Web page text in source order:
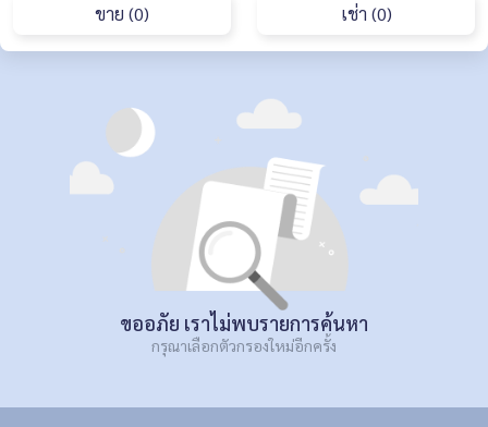
ขาย (0) เช่า (0)
ขออภัย เราไม่พบรายการค้นหา
กรุณาเลือกตัวกรองใหม่อีกครั้ง